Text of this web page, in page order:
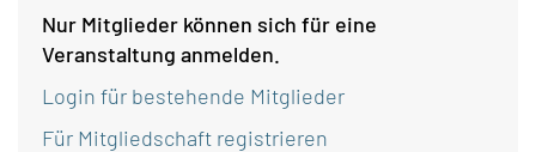
Nur Mitglieder können sich für eine
Veranstaltung anmelden.
Login für bestehende Mitglieder
Für Mitgliedschaft registrieren